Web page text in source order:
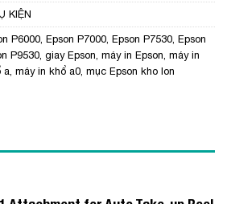
KIỆN
P6000, Epson P7000, Epson P7530, Epson
P9530, giay Epson, máy in Epson, máy in
a, máy in khổ a0, mục Epson kho lon